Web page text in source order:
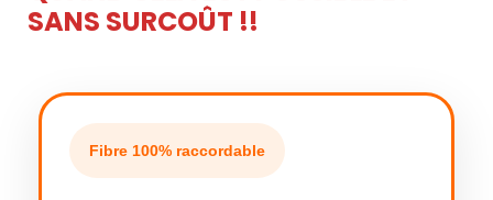
SANS SURCOÛT !!
Fibre 100% raccordable